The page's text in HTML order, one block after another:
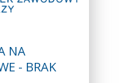
NA
- BRAK